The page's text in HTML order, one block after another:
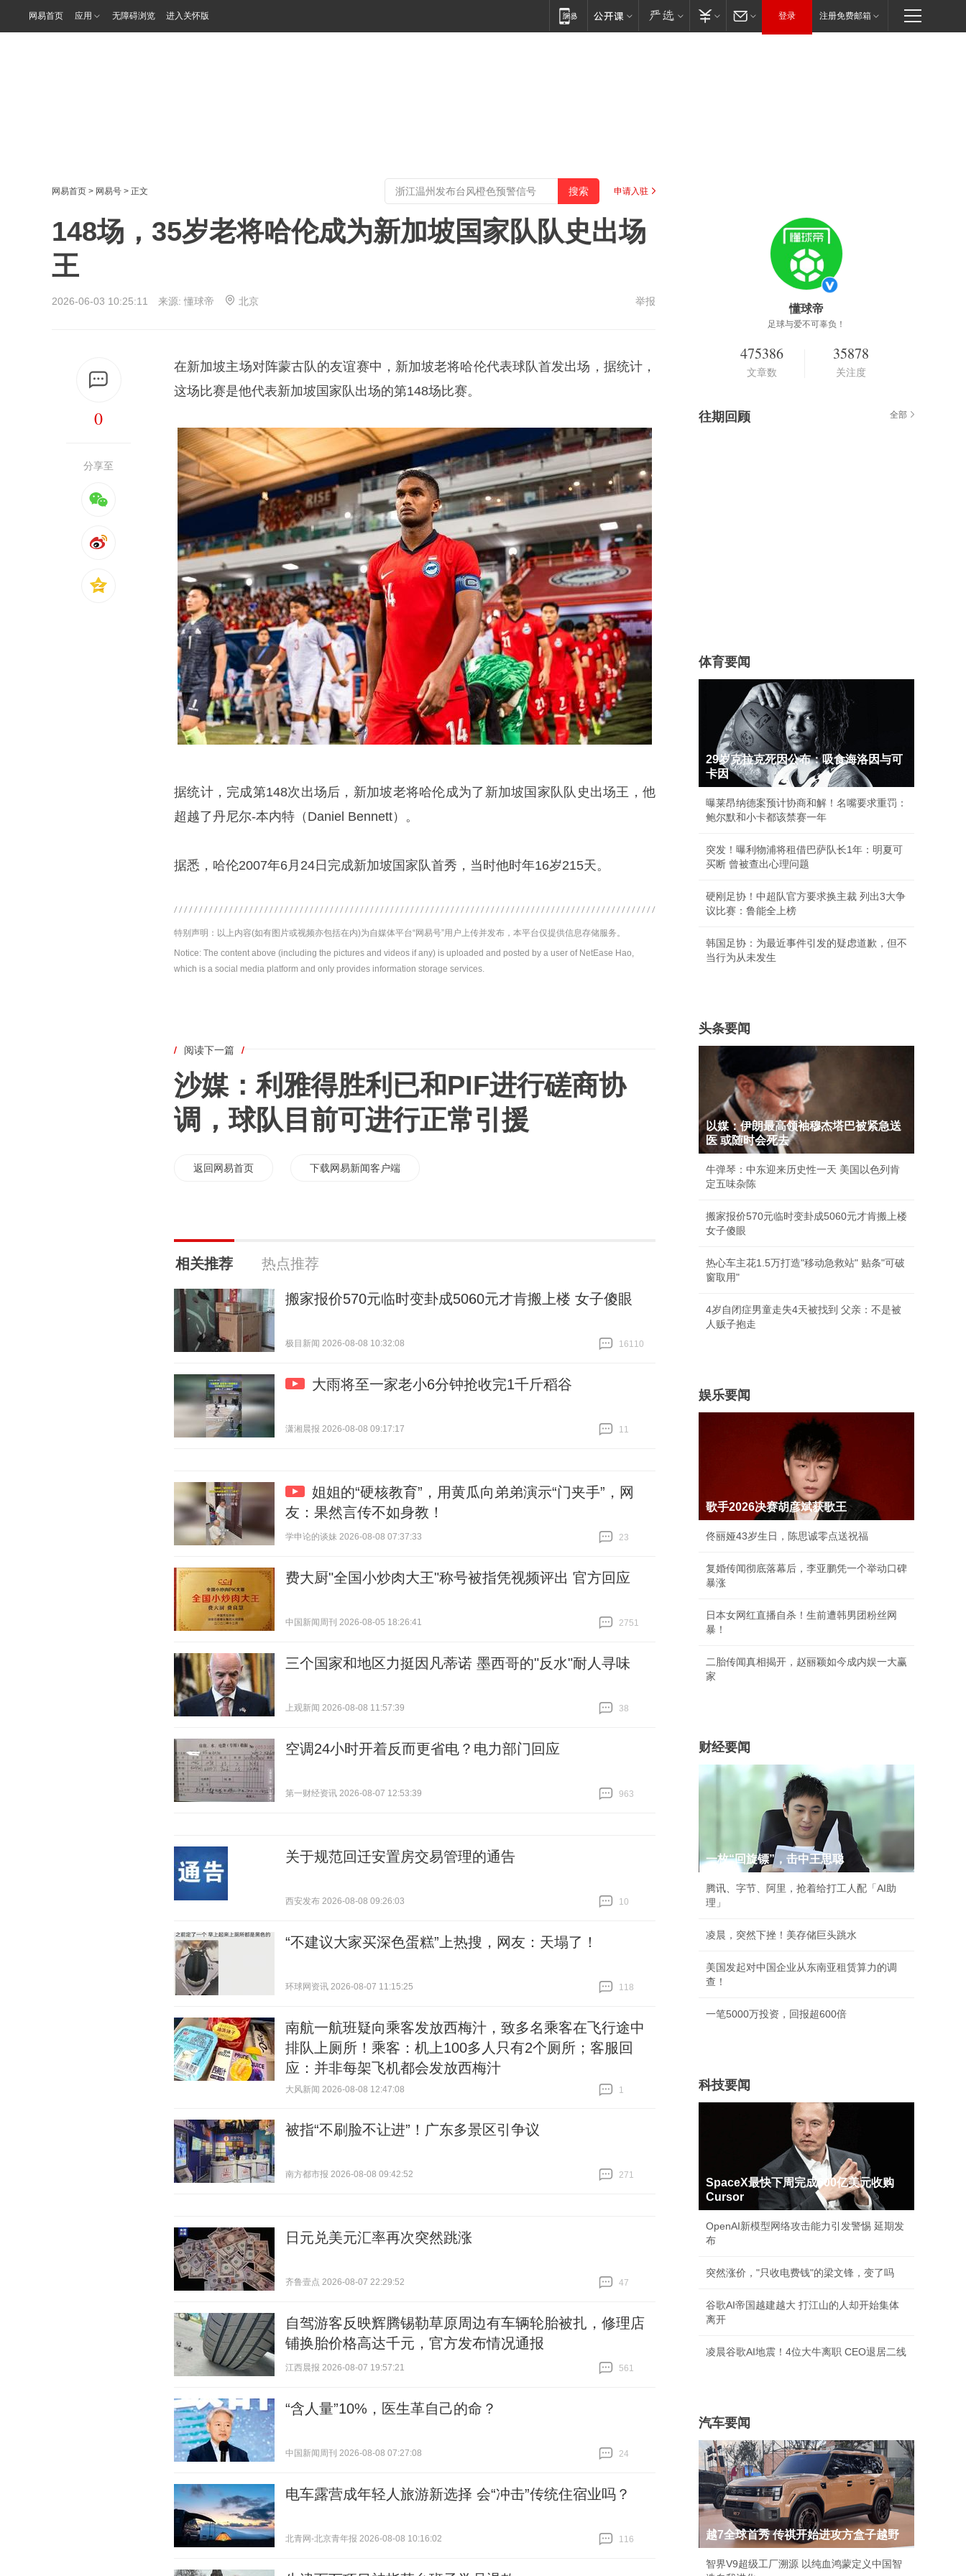
网易首页 应用 无障碍浏览 进入关怀版 登录 注册免费邮箱
网易首页 > 网易号 > 正文 申请入驻
148场，35岁老将哈伦成为新加坡国家队队史出场
王
2026-06-03 10:25:11 来源: 懂球帝 北京 举报
0
分享至
在新加坡主场对阵蒙古队的友谊赛中，新加坡老将哈伦代表球队首发出场，据统计，
这场比赛是他代表新加坡国家队出场的第148场比赛。
据统计，完成第148次出场后，新加坡老将哈伦成为了新加坡国家队队史出场王，他
超越了丹尼尔-本内特（Daniel Bennett）。
据悉，哈伦2007年6月24日完成新加坡国家队首秀，当时他时年16岁215天。
特别声明：以上内容(如有图片或视频亦包括在内)为自媒体平台“网易号”用户上传并发布，本平台仅提供信息存储服务。
Notice: The content above (including the pictures and videos if any) is uploaded and posted by a user of NetEase Hao,
which is a social media platform and only provides information storage services.
/ 阅读下一篇 /
沙媒：利雅得胜利已和PIF进行磋商协
调，球队目前可进行正常引援
返回网易首页 下载网易新闻客户端
相关推荐 热点推荐
搬家报价570元临时变卦成5060元才肯搬上楼 女子傻眼
极目新闻 2026-08-08 10:32:08
16110
大雨将至一家老小6分钟抢收完1千斤稻谷
潇湘晨报 2026-08-08 09:17:17
11
姐姐的“硬核教育”，用黄瓜向弟弟演示“门夹手”，网
友：果然言传不如身教！
学申论的谈妹 2026-08-08 07:37:33
23
费大厨"全国小炒肉大王"称号被指凭视频评出 官方回应
中国新闻周刊 2026-08-05 18:26:41
2751
三个国家和地区力挺因凡蒂诺 墨西哥的"反水"耐人寻味
上观新闻 2026-08-08 11:57:39
38
空调24小时开着反而更省电？电力部门回应
第一财经资讯 2026-08-07 12:53:39
963
关于规范回迁安置房交易管理的通告
西安发布 2026-08-08 09:26:03
10
“不建议大家买深色蛋糕”上热搜，网友：天塌了！
环球网资讯 2026-08-07 11:15:25
118
南航一航班疑向乘客发放西梅汁，致多名乘客在飞行途中
排队上厕所！乘客：机上100多人只有2个厕所；客服回
应：并非每架飞机都会发放西梅汁
大风新闻 2026-08-08 12:47:08
1
被指“不刷脸不让进”！广东多景区引争议
南方都市报 2026-08-08 09:42:52
271
日元兑美元汇率再次突然跳涨
齐鲁壹点 2026-08-07 22:29:52
47
自驾游客反映辉腾锡勒草原周边有车辆轮胎被扎，修理店
铺换胎价格高达千元，官方发布情况通报
江西晨报 2026-08-07 19:57:21
561
“含人量”10%，医生革自己的命？
中国新闻周刊 2026-08-08 07:27:08
24
电车露营成年轻人旅游新选择 会“冲击”传统住宿业吗？
北青网-北京青年报 2026-08-08 10:16:02
116
懂球帝
足球与爱不可辜负！
475386
文章数
35878
关注度
往期回顾 全部
体育要闻
29岁克拉克死因公布：吸食海洛因与可
卡因
曝莱昂纳德案预计协商和解！名嘴要求重罚：
鲍尔默和小卡都该禁赛一年
突发！曝利物浦将租借巴萨队长1年：明夏可
买断 曾被查出心理问题
硬刚足协！中超队官方要求换主裁 列出3大争
议比赛：鲁能全上榜
韩国足协：为最近事件引发的疑虑道歉，但不
当行为从未发生
头条要闻
以媒：伊朗最高领袖穆杰塔巴被紧急送
医 或随时会死去
牛弹琴：中东迎来历史性一天 美国以色列肯
定五味杂陈
搬家报价570元临时变卦成5060元才肯搬上楼
女子傻眼
热心车主花1.5万打造"移动急救站" 贴条"可破
窗取用"
4岁自闭症男童走失4天被找到 父亲：不是被
人贩子抱走
娱乐要闻
歌手2026决赛胡彦斌获歌王
佟丽娅43岁生日，陈思诚零点送祝福
复婚传闻彻底落幕后，李亚鹏凭一个举动口碑
暴涨
日本女网红直播自杀！生前遭韩男团粉丝网
暴！
二胎传闻真相揭开，赵丽颖如今成内娱一大赢
家
财经要闻
一枚“回旋镖”，击中王思聪
腾讯、字节、阿里，抢着给打工人配「AI助
理」
凌晨，突然下挫！美存储巨头跳水
美国发起对中国企业从东南亚租赁算力的调
查！
一笔5000万投资，回报超600倍
科技要闻
SpaceX最快下周完成600亿美元收购
Cursor
OpenAI新模型网络攻击能力引发警惕 延期发
布
突然涨价，"只收电费钱"的梁文锋，变了吗
谷歌AI帝国越建越大 打江山的人却开始集体
离开
凌晨谷歌AI地震！4位大牛离职 CEO退居二线
汽车要闻
越7全球首秀 传祺开始进攻方盒子越野
智界V9超级工厂溯源 以纯血鸿蒙定义中国智